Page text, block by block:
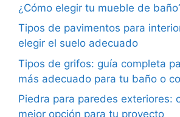
¿Cómo elegir tu mueble de
Tipos de pavimentos para
elegir el suelo adecuado
Tipos de grifos: guía completa
más adecuado para tu baño o
Piedra para paredes exteriores:
mejor opción para tu proyecto